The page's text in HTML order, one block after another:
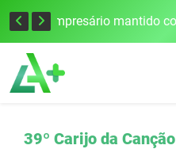
Edital para construção de ponte entre Itapiranga e Barra do Guarita deve ser lançado no segundo semestre
39º Carijo da